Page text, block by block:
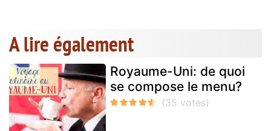
A lire également
Royaume-Uni: de quoi
se compose le menu?